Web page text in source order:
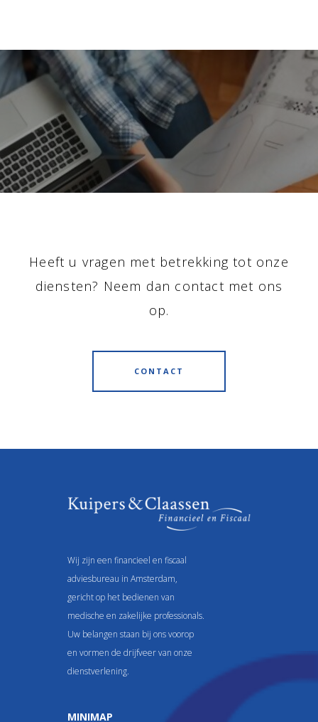
Heeft u vragen met betrekking tot onze
diensten? Neem dan contact met ons
op.
CONTACT
Wij zijn een financieel en fiscaal
adviesbureau in Amsterdam,
gericht op het bedienen van
medische en zakelijke professionals.
Uw belangen staan bij ons voorop
en vormen de drijfveer van onze
dienstverlening.
MINIMAP